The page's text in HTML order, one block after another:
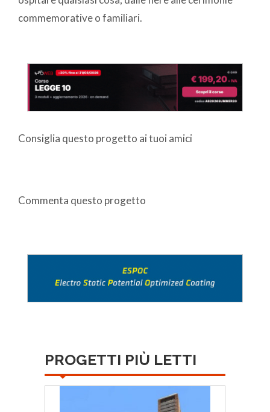
commemorative o familiari.
Consiglia questo progetto ai tuoi amici
Commenta questo progetto
PROGETTI PIÙ LETTI